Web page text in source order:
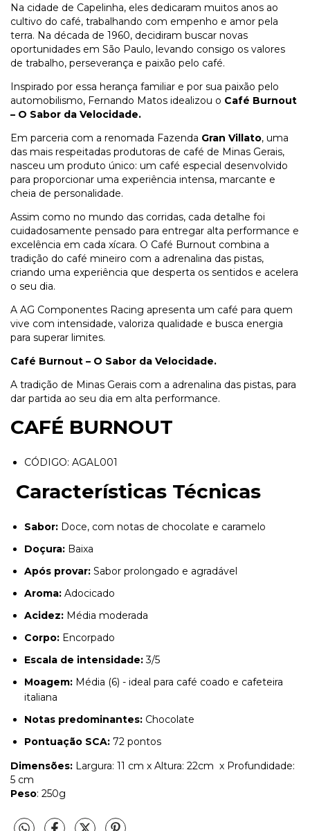
Na cidade de Capelinha, eles dedicaram muitos anos ao
cultivo do café, trabalhando com empenho e amor pela
terra. Na década de 1960, decidiram buscar novas
oportunidades em São Paulo, levando consigo os valores
de trabalho, perseverança e paixão pelo café.
Inspirado por essa herança familiar e por sua paixão pelo
automobilismo, Fernando Matos idealizou o Café Burnout
– O Sabor da Velocidade.
Em parceria com a renomada Fazenda Gran Villato, uma
das mais respeitadas produtoras de café de Minas Gerais,
nasceu um produto único: um café especial desenvolvido
para proporcionar uma experiência intensa, marcante e
cheia de personalidade.
Assim como no mundo das corridas, cada detalhe foi
cuidadosamente pensado para entregar alta performance e
excelência em cada xícara. O Café Burnout combina a
tradição do café mineiro com a adrenalina das pistas,
criando uma experiência que desperta os sentidos e acelera
o seu dia.
A AG Componentes Racing apresenta um café para quem
vive com intensidade, valoriza qualidade e busca energia
para superar limites.
Café Burnout – O Sabor da Velocidade.
A tradição de Minas Gerais com a adrenalina das pistas, para
dar partida ao seu dia em alta performance.
CAFÉ BURNOUT
CÓDIGO: AGAL001
Características Técnicas
Sabor: Doce, com notas de chocolate e caramelo
Doçura: Baixa
Após provar: Sabor prolongado e agradável
Aroma: Adocicado
Acidez: Média moderada
Corpo: Encorpado
Escala de intensidade:3/5
Moagem: Média (6) - ideal para café coado e cafeteira
italiana
Notas predominantes: Chocolate
Pontuação SCA: 72 pontos
Dimensões: Largura: 11 cm x Altura: 22cm x Profundidade:
5 cm
Peso: 250g